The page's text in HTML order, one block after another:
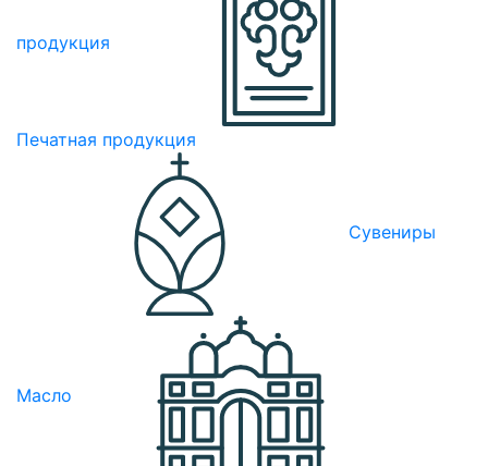
продукция
Печатная продукция
Сувениры
Масло